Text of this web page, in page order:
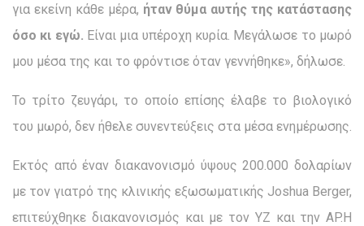
για εκείνη κάθε μέρα, ήταν θύμα αυτής της κατάστασης
όσο κι εγώ. Είναι μια υπέροχη κυρία. Μεγάλωσε το μωρό
μου μέσα της και το φρόντισε όταν γεννήθηκε», δήλωσε.
Το τρίτο ζευγάρι, το οποίο επίσης έλαβε το βιολογικό
του μωρό, δεν ήθελε συνεντεύξεις στα μέσα ενημέρωσης.
Εκτός από έναν διακανονισμό ύψους 200.000 δολαρίων
με τον γιατρό της κλινικής εξωσωματικής Joshua Berger,
επιτεύχθηκε διακανονισμός και με τον YZ και την AP.Η